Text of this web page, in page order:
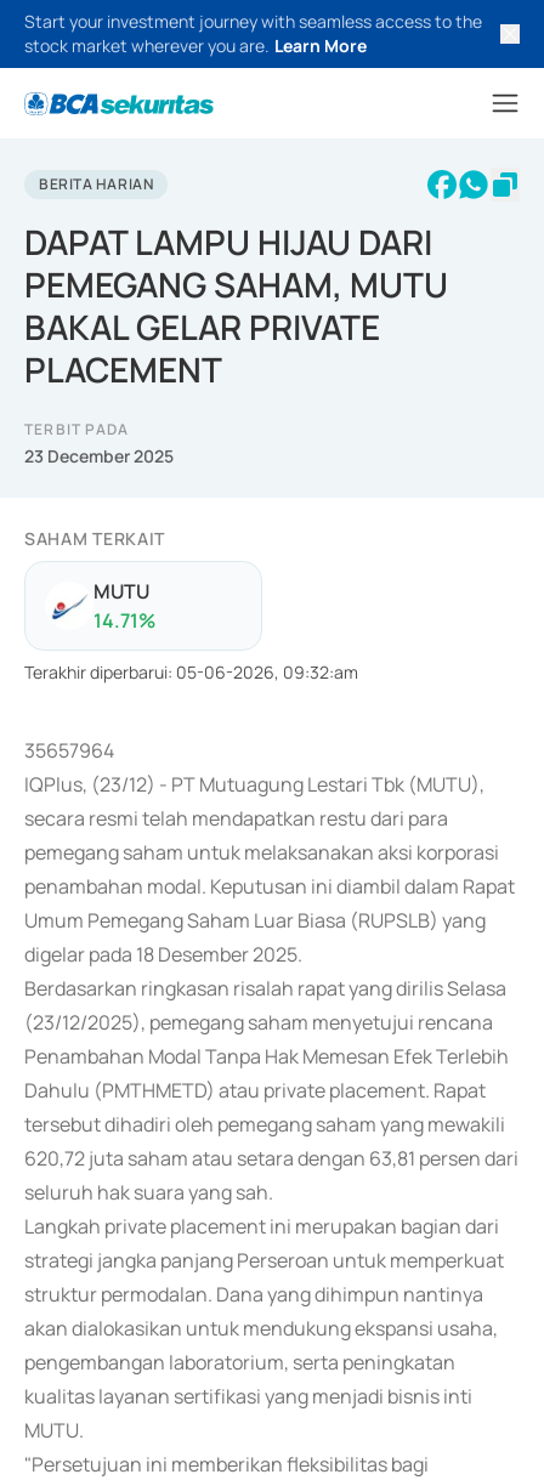
Start your investment journey with seamless access to the
stock market wherever you are. Learn More
BERITA HARIAN
DAPAT LAMPU HIJAU DARI
PEMEGANG SAHAM, MUTU
BAKAL GELAR PRIVATE
PLACEMENT
TERBIT PADA
23 December 2025
SAHAM TERKAIT
MUTU
14.71%
Terakhir diperbarui: 05-06-2026, 09:32:am
35657964
IQPlus, (23/12) - PT Mutuagung Lestari Tbk (MUTU),
secara resmi telah mendapatkan restu dari para
pemegang saham untuk melaksanakan aksi korporasi
penambahan modal. Keputusan ini diambil dalam Rapat
Umum Pemegang Saham Luar Biasa (RUPSLB) yang
digelar pada 18 Desember 2025.
Berdasarkan ringkasan risalah rapat yang dirilis Selasa
(23/12/2025), pemegang saham menyetujui rencana
Penambahan Modal Tanpa Hak Memesan Efek Terlebih
Dahulu (PMTHMETD) atau private placement. Rapat
tersebut dihadiri oleh pemegang saham yang mewakili
620,72 juta saham atau setara dengan 63,81 persen dari
seluruh hak suara yang sah.
Langkah private placement ini merupakan bagian dari
strategi jangka panjang Perseroan untuk memperkuat
struktur permodalan. Dana yang dihimpun nantinya
akan dialokasikan untuk mendukung ekspansi usaha,
pengembangan laboratorium, serta peningkatan
kualitas layanan sertifikasi yang menjadi bisnis inti
MUTU.
"Persetujuan ini memberikan fleksibilitas bagi